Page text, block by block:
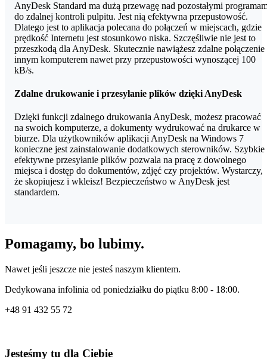
AnyDesk Standard ma dużą przewagę nad pozostałymi
do zdalnej kontroli pulpitu. Jest nią efektywna przepustowość.
Dlatego jest to aplikacja polecana do połączeń w miejscach, gdzie
prędkość Internetu jest stosunkowo niska. Szczęśliwie nie jest to
przeszkodą dla AnyDesk. Skutecznie nawiążesz zdalne połączenie
innym komputerem nawet przy przepustowości wynoszącej 100
kB/s.
Zdalne drukowanie i przesyłanie plików dzięki AnyDesk
Dzięki funkcji zdalnego drukowania AnyDesk, możesz pracować
na swoich komputerze, a dokumenty wydrukować na drukarce w
biurze. Dla użytkowników aplikacji AnyDesk na Windows 7
konieczne jest zainstalowanie dodatkowych sterowników. Szybkie
efektywne przesyłanie plików pozwala na pracę z dowolnego
miejsca i dostęp do dokumentów, zdjęć czy projektów. Wystarczy,
że skopiujesz i wkleisz! Bezpieczeństwo w AnyDesk jest
standardem.
Pomagamy, bo lubimy.
Nawet jeśli jeszcze nie jesteś naszym klientem.
Dedykowana infolinia od poniedziałku do piątku 8:00 - 18:00.
+48 91 432 55 72
Jesteśmy tu dla Ciebie